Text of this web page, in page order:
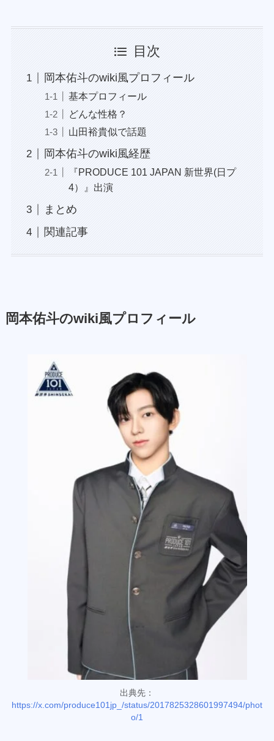
目次
岡本佑斗のwiki風プロフィール
基本プロフィール
どんな性格？
山田裕貴似で話題
岡本佑斗のwiki風経歴
『PRODUCE 101 JAPAN 新世界(日プ
4）』出演
まとめ
関連記事
岡本佑斗のwiki風プロフィール
出典先：
https://x.com/produce101jp_/status/2017825328601997494/phot
o/1